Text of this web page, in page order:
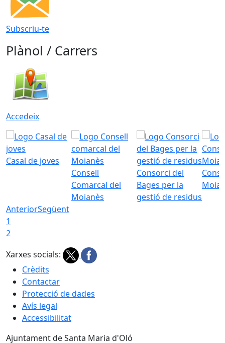
Subscriu-te
Plànol / Carrers
Accedeix
Casal de joves
Consell
Comarcal del
Moianès
Consorci del
Bages per la
gestió de residus
AnteriorSegüent
1
2
Xarxes socials:
Crèdits
Contactar
Protecció de dades
Avís legal
Accessibilitat
Ajuntament de Santa Maria d'Oló